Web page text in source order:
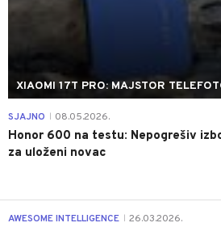
XIAOMI 17T PRO: MAJSTOR
SJAJNO 08.05.2026.
Honor 600 na testu: Nepogrešiv
za uloženi novac
AWESOME INTELLIGENCE 26.03.2026.